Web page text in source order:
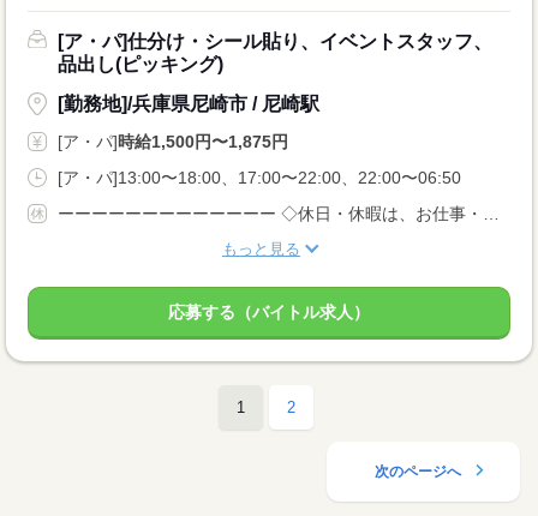
[ア・パ]仕分け・シール貼り、イベントスタッフ、
品出し(ピッキング)
[勤務地]/兵庫県尼崎市 / 尼崎駅
[ア・パ]時給1,500円〜1,875円
[ア・パ]13:00〜18:00、17:00〜22:00、22:00〜06:50
ーーーーーーーーーーーーー ◇休日・休暇は、お仕事・勤務場所により異なります！ ◇あなたの働きたいときに勤務が可能♪ 主婦(夫)さんやフリーターさんなど、 休み希望などもお気軽にお伝えくださいね。
もっと見る
応募する（バイトル求人）
1 2
次のページへ